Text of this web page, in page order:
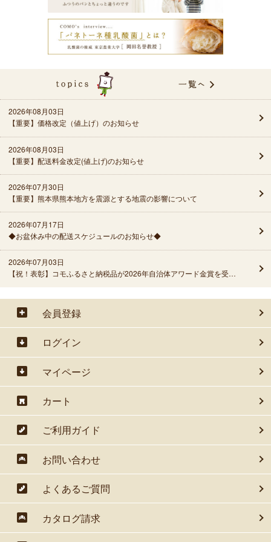
2026年08月03日
【重要】価格改定（値上げ）のお知らせ
2026年08月03日
【重要】配送料金改定(値上げ)のお知らせ
2026年07月30日
【重要】熊本県熊本地方を震源とする地震の影響について
2026年07月17日
◆お盆休み中の配送スケジュールのお知らせ◆
2026年07月03日
【祝！表彰】コモふるさと納税品が2026年自治体アワード金賞を受賞しました！
会員登録
ログイン
マイページ
カート
ご利用ガイド
お問い合わせ
よくあるご質問
カタログ請求